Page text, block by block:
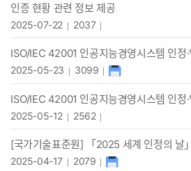
인증 현황 관련 정보 제공
2025-07-22 2037
2025-05-23 3099
2025-05-12 2562
2025-04-17 2079